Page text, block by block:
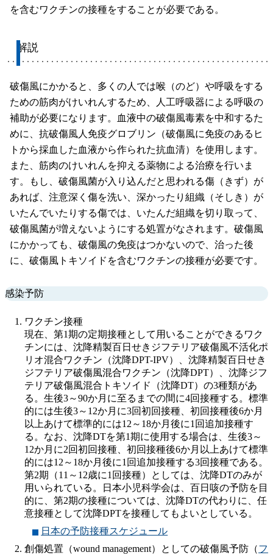
を含むワクチンの接種をすることが必要である。
解説
破傷風にかかると、多くの人では喉（のど）や呼吸をする
ための筋肉がけいれんするため、人工呼吸器による呼吸の
補助が必要になります。血液中の破傷風毒素を中和するた
めに、抗破傷風人免疫グロブリン（破傷風に免疫のあるヒ
トから採血した血液から作られた抗血清）を使用します。
また、筋肉のけいれんを抑える薬物による治療を行いま
す。もし、破傷風菌が入り込んだと思われる傷（きず）が
あれば、注意深く傷を洗い、深かったり組織（そしき）が
いたんでいたりする傷では、いたんだ組織を切り取って、
破傷風菌が増えないようにする処置がなされます。破傷風
にかかっても、破傷風の免疫はつかないので、治った後
に、破傷風トキソイドを含むワクチンの接種が必要です。
感染予防
ワクチン接種
現在、第1期の定期接種として用いることができるワク
チンには、沈降精製百日せきジフテリア破傷風不活化ポ
リオ混合ワクチン（沈降DPT-IPV）、沈降精製百日せき
ジフテリア破傷風混合ワクチン（沈降DPT）、沈降ジフ
テリア破傷風混合トキソイド（沈降DT）の3種類があ
る。生後3～90か月に至るまでの間に4回接種する。標準
的には生後3～12か月に3回初回接種、初回接種後6か月
以上あけて標準的には12～18か月後に1回追加接種す
る。なお、沈降DTを第1期に使用する場合は、生後3～
12か月に2回初回接種、初回接種後6か月以上あけて標準
的には12～18か月後に1回追加接種する3回接種である。
第2期（11～12歳に1回接種）としては、沈降DTのみが
用いられている。日本小児科学会は、百日咳の予防を目
的に、第2期の接種については、沈降DTの代わりに、任
意接種として沈降DPTを接種してもよいとしている。
日本の予防接種スケジュール
創傷処置（wound management）としての破傷風予防（フ